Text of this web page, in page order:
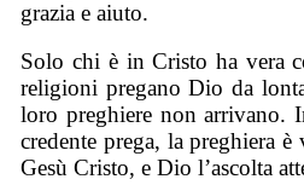
grazia e aiuto.
Solo chi è in Cristo ha vera
religioni pregano Dio da
loro preghiere non arrivano.
credente prega, la preghiera
Gesù Cristo, e Dio l’ascolta